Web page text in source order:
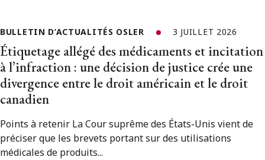
BULLETIN D’ACTUALITÉS OSLER 3 JUILLET 2026
Étiquetage allégé des médicaments et incitation
à l’infraction : une décision de justice crée une
divergence entre le droit américain et le droit
canadien
Points à retenir La Cour suprême des États-Unis vient de
préciser que les brevets portant sur des utilisations
médicales de produits...